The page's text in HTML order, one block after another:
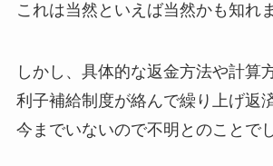
これは当然といえば当然かも知れ
しかし、具体的な返金方法や計算
利子補給制度が絡んで繰り上げ返
今までいないので不明とのことでし